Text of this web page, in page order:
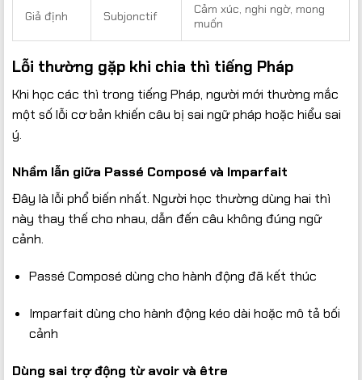
Giả định Subjonctif
Cảm xúc, nghi ngờ, mong
muốn
Lỗi thường gặp khi chia thì tiếng Pháp
Khi học các thì trong tiếng Pháp, người mới thường mắc
một số lỗi cơ bản khiến câu bị sai ngữ pháp hoặc hiểu sai
ý.
Nhầm lẫn giữa Passé Composé và Imparfait
Đây là lỗi phổ biến nhất. Người học thường dùng hai thì
này thay thế cho nhau, dẫn đến câu không đúng ngữ
cảnh.
Passé Composé dùng cho hành động đã kết thúc
Imparfait dùng cho hành động kéo dài hoặc mô tả bối
cảnh
Dùng sai trợ động từ avoir và être